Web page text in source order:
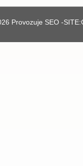
Provozuje SEO -